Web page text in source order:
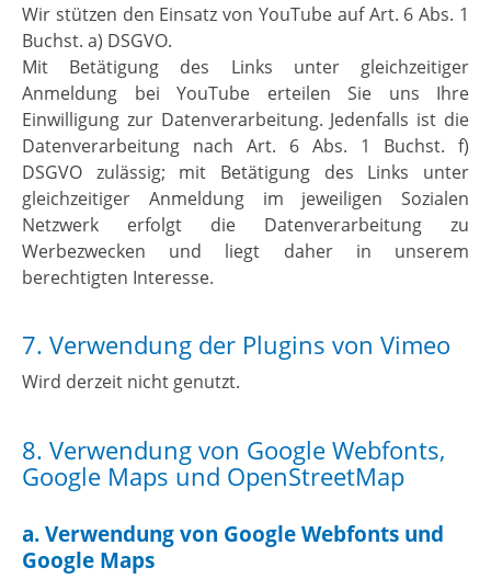
Wir stützen den Einsatz von YouTube auf Art. 6 Abs. 1
Buchst. a) DSGVO.
Mit Betätigung des Links unter gleichzeitiger
Anmeldung bei YouTube erteilen Sie uns Ihre
Einwilligung zur Datenverarbeitung. Jedenfalls ist die
Datenverarbeitung nach Art. 6 Abs. 1 Buchst. f)
DSGVO zulässig; mit Betätigung des Links unter
gleichzeitiger Anmeldung im jeweiligen Sozialen
Netzwerk erfolgt die Datenverarbeitung zu
Werbezwecken und liegt daher in unserem
berechtigten Interesse.
7. Verwendung der Plugins von Vimeo
Wird derzeit nicht genutzt.
8. Verwendung von Google Webfonts,
Google Maps und OpenStreetMap
a. Verwendung von Google Webfonts und
Google Maps